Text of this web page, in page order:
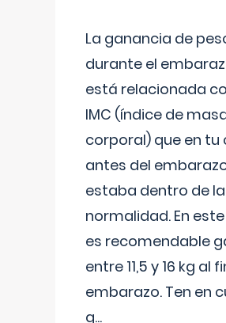
La ganancia de
durante el
está relacionada
IMC (índice de
corporal) que en tu
antes del
estaba dentro de la
normalidad. En
es recomendable
entre 11,5 y 16 kg al
embarazo. Ten en
q...